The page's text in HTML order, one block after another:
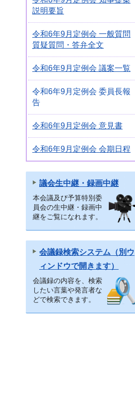
説明要旨
令和6年9月定例会 一般質問
質疑質問・答弁全文
令和6年9月定例会 議案一覧
令和6年9月定例会 委員長報
告
令和6年9月定例会 意見書
令和6年9月定例会 会期日程
議会生中継・録画中継
本会議及び予算特別委
員会の生中継・録画中
継をご覧になれます。
会議録検索システム（別ウ
ィンドウで開きます）
会議録の内容を、検索
したい言葉や発言者な
どで検索できます。